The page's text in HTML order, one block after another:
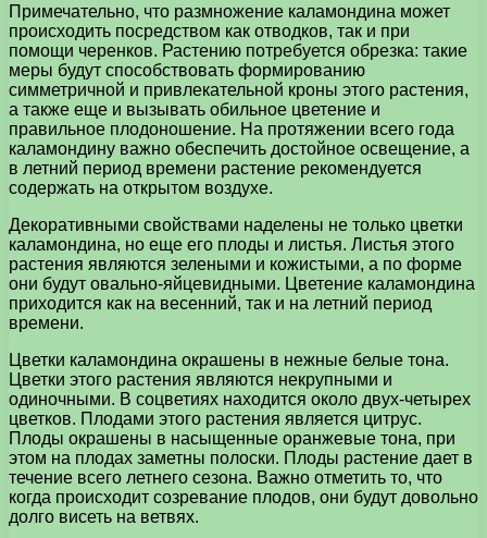
Примечательно, что размножение каламондина может
происходить посредством как отводков, так и при
помощи черенков. Растению потребуется обрезка: такие
меры будут способствовать формированию
симметричной и привлекательной кроны этого растения,
а также еще и вызывать обильное цветение и
правильное плодоношение. На протяжении всего года
каламондину важно обеспечить достойное освещение, а
в летний период времени растение рекомендуется
содержать на открытом воздухе.
Декоративными свойствами наделены не только цветки
каламондина, но еще его плоды и листья. Листья этого
растения являются зелеными и кожистыми, а по форме
они будут овально-яйцевидными. Цветение каламондина
приходится как на весенний, так и на летний период
времени.
Цветки каламондина окрашены в нежные белые тона.
Цветки этого растения являются некрупными и
одиночными. В соцветиях находится около двух-четырех
цветков. Плодами этого растения является цитрус.
Плоды окрашены в насыщенные оранжевые тона, при
этом на плодах заметны полоски. Плоды растение дает в
течение всего летнего сезона. Важно отметить то, что
когда происходит созревание плодов, они будут довольно
долго висеть на ветвях.